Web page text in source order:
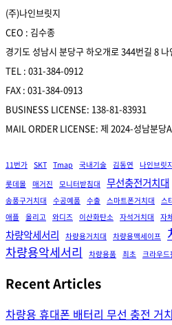
(주)나인브릿지
CEO : 김수종
경기도 성남시 분당구 하오개로 344번길 8
TEL : 031-384-0912
FAX : 031-384-0913
BUSINESS LICENSE: 138-81-83931
MAIL ORDER LICENSE: 제 2024-성남분당
11번가 SKT Tmap 국내기술 김동연 나인브릿
롯데몰 매거진 모니터받침대 무선충전거치대
송풍구거치대
수공예품 수출 스마트폰거치대 스
애플
올리고 와디즈 이산화탄소 자석거치대 자
차량악세서리 차량용거치대 차량용맥세이프
차량용악세서리 차량용품 최초 크라우드
Recent Articles
차량용 휴대폰 배터리 무선 충전